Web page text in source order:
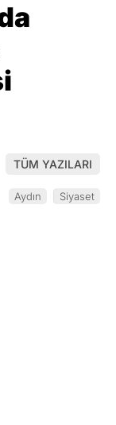
TÜM YAZILARI
Aydın Siyaset